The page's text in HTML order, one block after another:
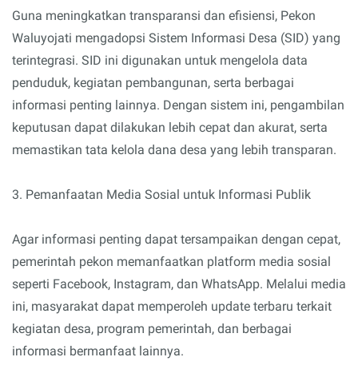
Guna meningkatkan transparansi dan efisiensi, Pekon
Waluyojati mengadopsi Sistem Informasi Desa (SID) yang
terintegrasi. SID ini digunakan untuk mengelola data
penduduk, kegiatan pembangunan, serta berbagai
informasi penting lainnya. Dengan sistem ini, pengambilan
keputusan dapat dilakukan lebih cepat dan akurat, serta
memastikan tata kelola dana desa yang lebih transparan.
3. Pemanfaatan Media Sosial untuk Informasi Publik
Agar informasi penting dapat tersampaikan dengan cepat,
pemerintah pekon memanfaatkan platform media sosial
seperti Facebook, Instagram, dan WhatsApp. Melalui media
ini, masyarakat dapat memperoleh update terbaru terkait
kegiatan desa, program pemerintah, dan berbagai
informasi bermanfaat lainnya.